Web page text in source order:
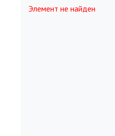
Элемент не найден